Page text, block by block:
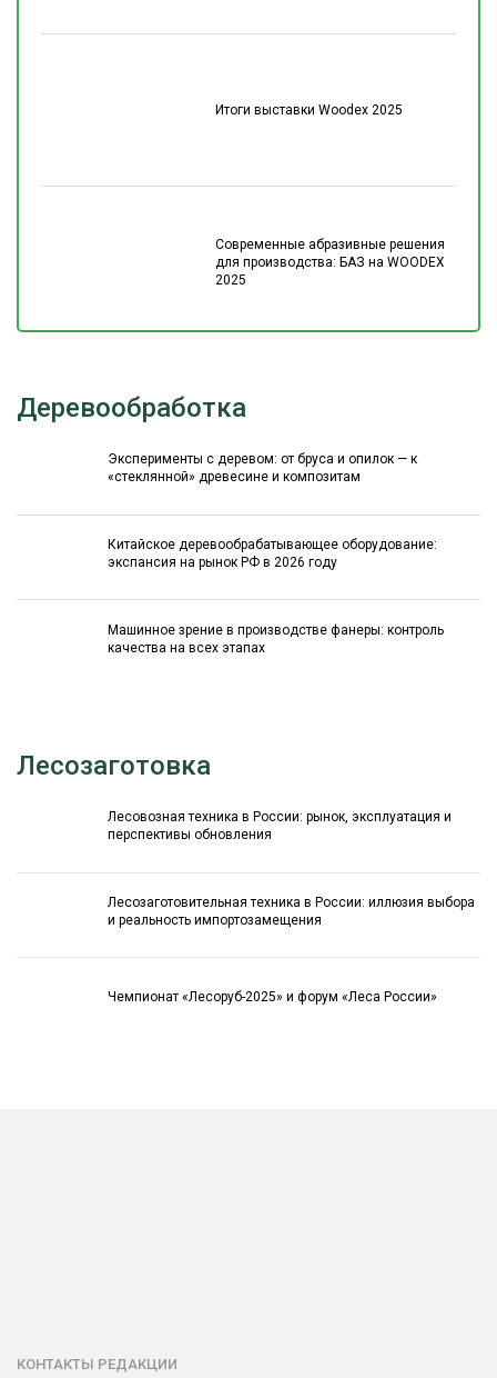
Итоги выставки Woodex 2025
Современные абразивные решения
для производства: БАЗ на WOODEX
2025
Деревообработка
Эксперименты с деревом: от бруса и опилок — к
«стеклянной» древесине и композитам
Китайское деревообрабатывающее оборудование:
экспансия на рынок РФ в 2026 году
Машинное зрение в производстве фанеры: контроль
качества на всех этапах
Лесозаготовка
Лесовозная техника в России: рынок, эксплуатация и
перспективы обновления
Лесозаготовительная техника в России: иллюзия выбора
и реальность импортозамещения
Чемпионат «Лесоруб-2025» и форум «Леса России»
КОНТАКТЫ РЕДАКЦИИ